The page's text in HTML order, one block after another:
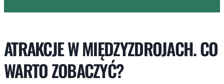
ATRAKCJE W MIĘDZYZDROJACH. CO
WARTO ZOBACZYĆ?